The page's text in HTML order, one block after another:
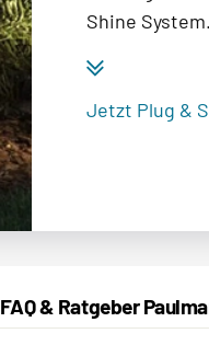
Shine System.
Jetzt Plug &
FAQ & Ratgeber